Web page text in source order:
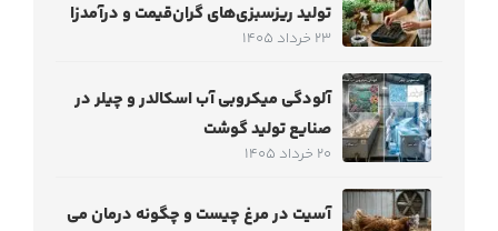
تولید ریزسبزی‌های گران‌قیمت و درآمدزا
23 خرداد 1405
آلودگی میکروبی آب اسکالدر و چیلر در
صنایع تولید گوشت
20 خرداد 1405
آسیت در مرغ چیست و چگونه درمان می